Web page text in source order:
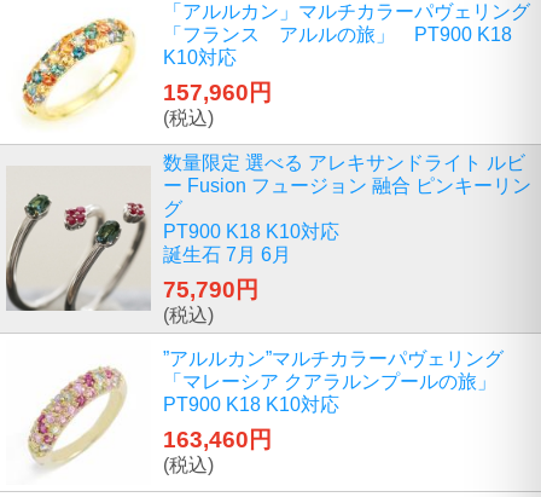
「アルルカン」マルチカラーパヴェリング
「フランス アルルの旅」 PT900 K18
K10対応
157,960円
(税込)
数量限定 選べる アレキサンドライト ルビ
ー Fusion フュージョン 融合 ピンキーリン
グ
PT900 K18 K10対応
誕生石 7月 6月
75,790円
(税込)
”アルルカン”マルチカラーパヴェリング
「マレーシア クアラルンプールの旅」
PT900 K18 K10対応
163,460円
(税込)